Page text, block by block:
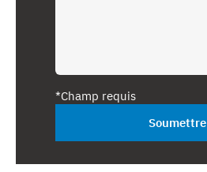
*Champ requis
Soumettre